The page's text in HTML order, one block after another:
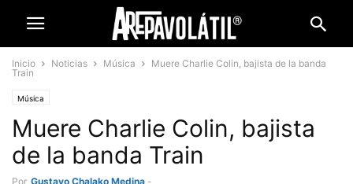
Inicio Noticias Música
Muere Charlie Colin, bajista de la banda
Train
Música
Muere Charlie Colin, bajista
de la banda Train
Por Gustavo Chalako Medina -